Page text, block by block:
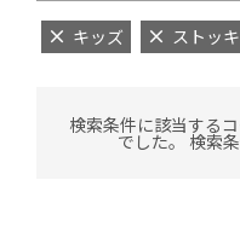
キッズ ストッ
検索条件に該当する
でした。 検索